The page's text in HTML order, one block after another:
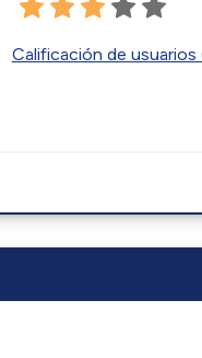
Calificación de